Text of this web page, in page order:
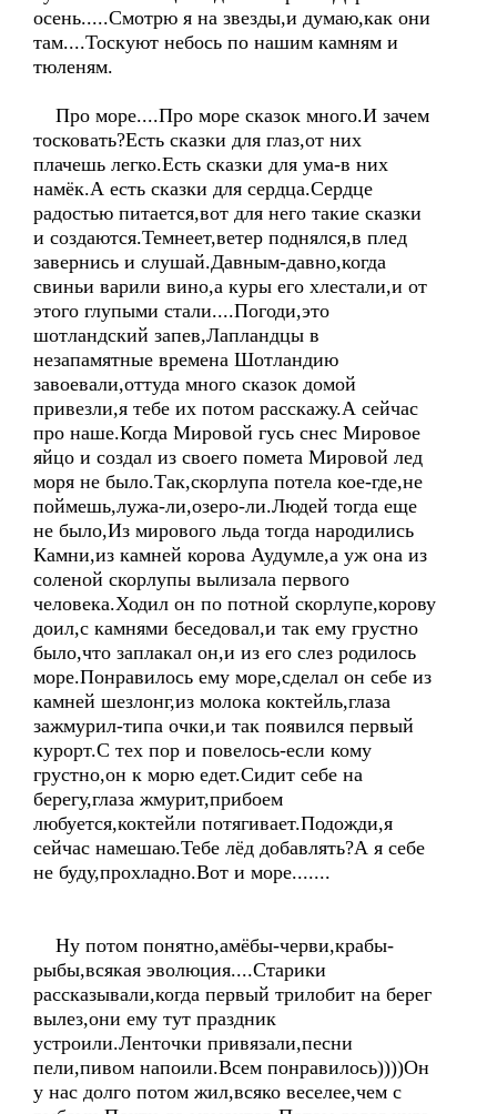
осень.....Смотрю я на звезды,и думаю,как они
там....Тоскуют небось по нашим камням и
тюленям.
Про море....Про море сказок много.И зачем
тосковать?Есть сказки для глаз,от них
плачешь легко.Есть сказки для ума-в них
намёк.А есть сказки для сердца.Сердце
радостью питается,вот для него такие сказки
и создаются.Темнеет,ветер поднялся,в плед
завернись и слушай.Давным-давно,когда
свиньи варили вино,а куры его хлестали,и от
этого глупыми стали....Погоди,это
шотландский запев,Лапландцы в
незапамятные времена Шотландию
завоевали,оттуда много сказок домой
привезли,я тебе их потом расскажу.А сейчас
про наше.Когда Мировой гусь снес Мировое
яйцо и создал из своего помета Мировой лед
моря не было.Так,скорлупа потела кое-где,не
поймешь,лужа-ли,озеро-ли.Людей тогда еще
не было,Из мирового льда тогда народились
Камни,из камней корова Аудумле,а уж она из
соленой скорлупы вылизала первого
человека.Ходил он по потной скорлупе,корову
доил,с камнями беседовал,и так ему грустно
было,что заплакал он,и из его слез родилось
море.Понравилось ему море,сделал он себе из
камней шезлонг,из молока коктейль,глаза
зажмурил-типа очки,и так появился первый
курорт.С тех пор и повелось-если кому
грустно,он к морю едет.Сидит себе на
берегу,глаза жмурит,прибоем
любуется,коктейли потягивает.Подожди,я
сейчас намешаю.Тебе лёд добавлять?А я себе
не буду,прохладно.Вот и море.......
Ну потом понятно,амёбы-черви,крабы-
рыбы,всякая эволюция....Старики
рассказывали,когда первый трилобит на берег
вылез,они ему тут праздник
устроили.Ленточки привязали,песни
пели,пивом напоили.Всем понравилось))))Он
у нас долго потом жил,всяко веселее,чем с